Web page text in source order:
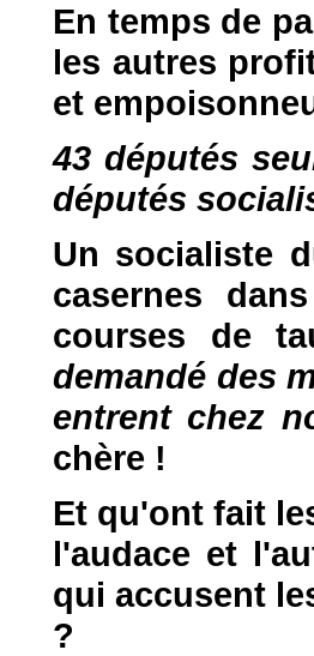
En temps de
les autres
et
43 députés
députés
Un socialiste
casernes
courses de
demandé des
entrent chez
chère !
Et qu'ont fait
l'audace et
qui accusent
?